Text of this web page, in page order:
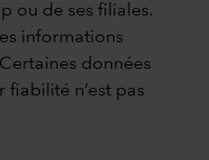
ou de ses filiales.
informations
données
fiabilité n’est pas